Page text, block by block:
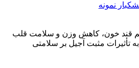
نمونه
قند خون، کاهش وزن و سلامت قلب
تأثیرات مثبت آجیل بر سلامتی